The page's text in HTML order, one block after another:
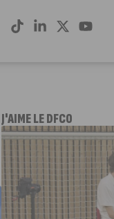
J'AIME LE DFCO